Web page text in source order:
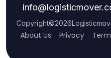
info@
Copyright©2026
About Us Privacy